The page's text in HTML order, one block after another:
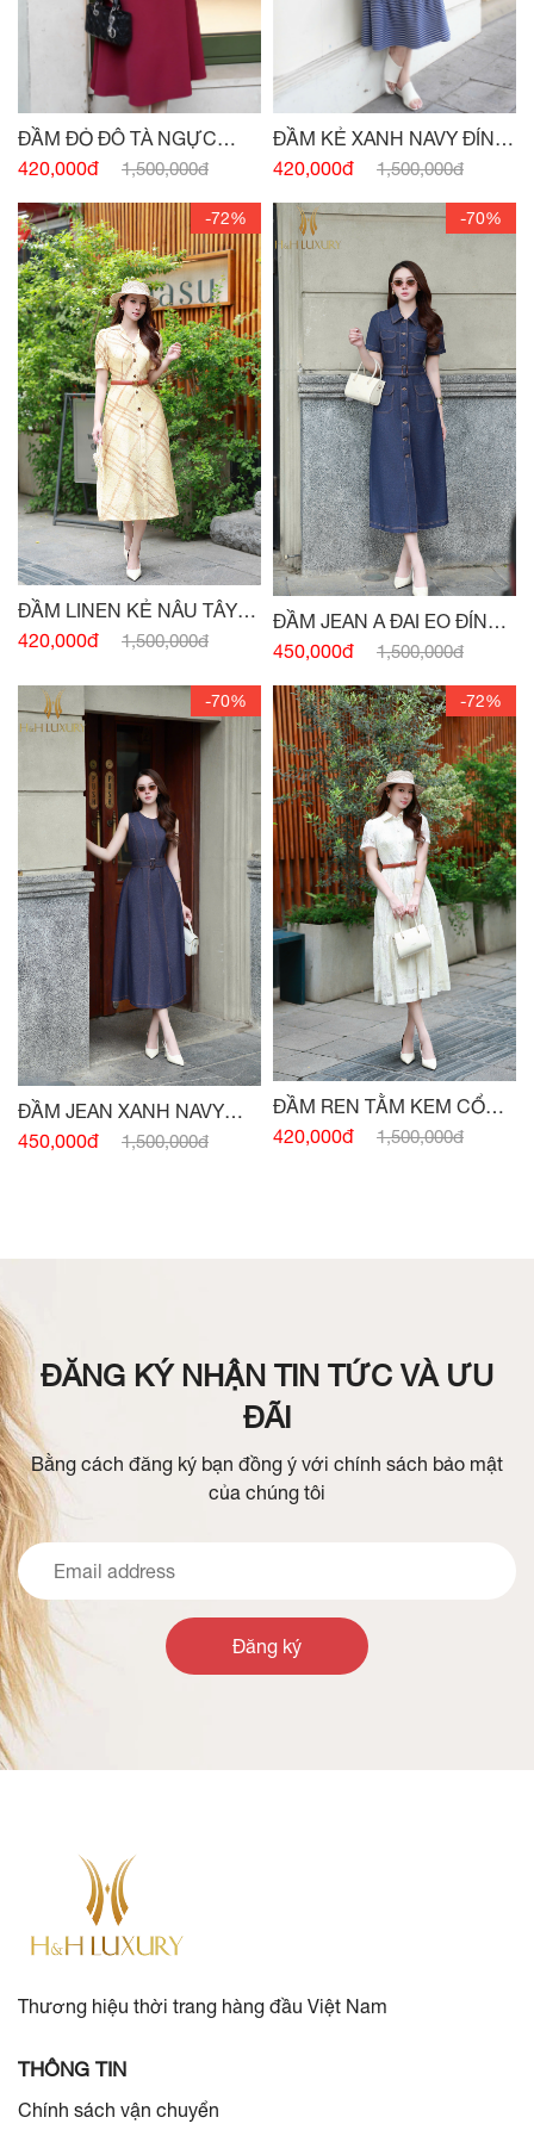
ĐẦM ĐỎ ĐÔ TÀ NGỰC
ĐÍNH CHARM
420,000đ 1,500,000đ
ĐẦM KẺ XANH NAVY ĐÍNH
CÚC
420,000đ 1,500,000đ
-72%
ĐẦM LINEN KẺ NÂU TÂY
CỔ VEST
420,000đ 1,500,000đ
-70%
ĐẦM JEAN A ĐAI EO ĐÍNH
CÚC
450,000đ 1,500,000đ
-70%
ĐẦM JEAN XANH NAVY
SÁT NÁCH ĐAI EO
450,000đ 1,500,000đ
-72%
ĐẦM REN TẰM KEM CỔ
ĐỨC
420,000đ 1,500,000đ
ĐĂNG KÝ NHẬN TIN TỨC VÀ ƯU
ĐÃI
Bằng cách đăng ký bạn đồng ý với chính sách bảo mật
của chúng tôi
Đăng ký
Thương hiệu thời trang hàng đầu Việt Nam
THÔNG TIN
Chính sách vận chuyển